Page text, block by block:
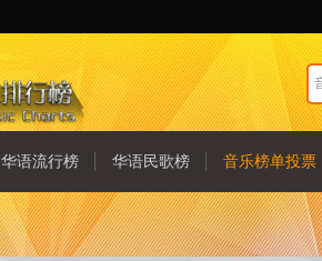
华语流行榜 华语民歌榜 音乐榜单投票